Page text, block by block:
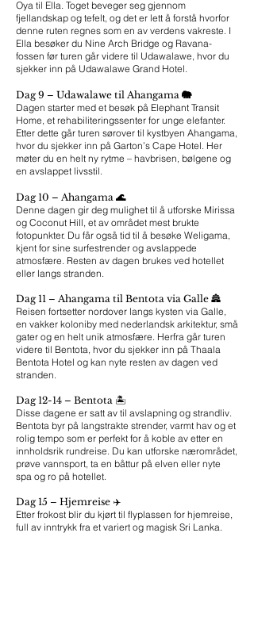
Oya til Ella. Toget beveger seg gjennom
fjellandskap og tefelt, og det er lett å forstå hvorfor
denne ruten regnes som en av verdens vakreste. I
Ella besøker du Nine Arch Bridge og Ravana-
fossen før turen går videre til Udawalawe, hvor du
sjekker inn på Udawalawe Grand Hotel.
Dag 9 – Udawalawe til Ahangama 🐘
Dagen starter med et besøk på Elephant Transit
Home, et rehabiliteringssenter for unge elefanter.
Etter dette går turen sørover til kystbyen Ahangama,
hvor du sjekker inn på Garton’s Cape Hotel. Her
møter du en helt ny rytme – havbrisen, bølgene og
en avslappet livsstil.
Dag 10 – Ahangama 🌊
Denne dagen gir deg mulighet til å utforske Mirissa
og Coconut Hill, et av området mest brukte
fotopunkter. Du får også tid til å besøke Weligama,
kjent for sine surfestrender og avslappede
atmosfære. Resten av dagen brukes ved hotellet
eller langs stranden.
Dag 11 – Ahangama til Bentota via Galle 🏯
Reisen fortsetter nordover langs kysten via Galle,
en vakker koloniby med nederlandsk arkitektur, små
gater og en helt unik atmosfære. Herfra går turen
videre til Bentota, hvor du sjekker inn på Thaala
Bentota Hotel og kan nyte resten av dagen ved
stranden.
Dag 12-14 – Bentota 🏝️
Disse dagene er satt av til avslapning og strandliv.
Bentota byr på langstrakte strender, varmt hav og et
rolig tempo som er perfekt for å koble av etter en
innholdsrik rundreise. Du kan utforske nærområdet,
prøve vannsport, ta en båttur på elven eller nyte
spa og ro på hotellet.
Dag 15 – Hjemreise ✈️
Etter frokost blir du kjørt til flyplassen for hjemreise,
full av inntrykk fra et variert og magisk Sri Lanka.